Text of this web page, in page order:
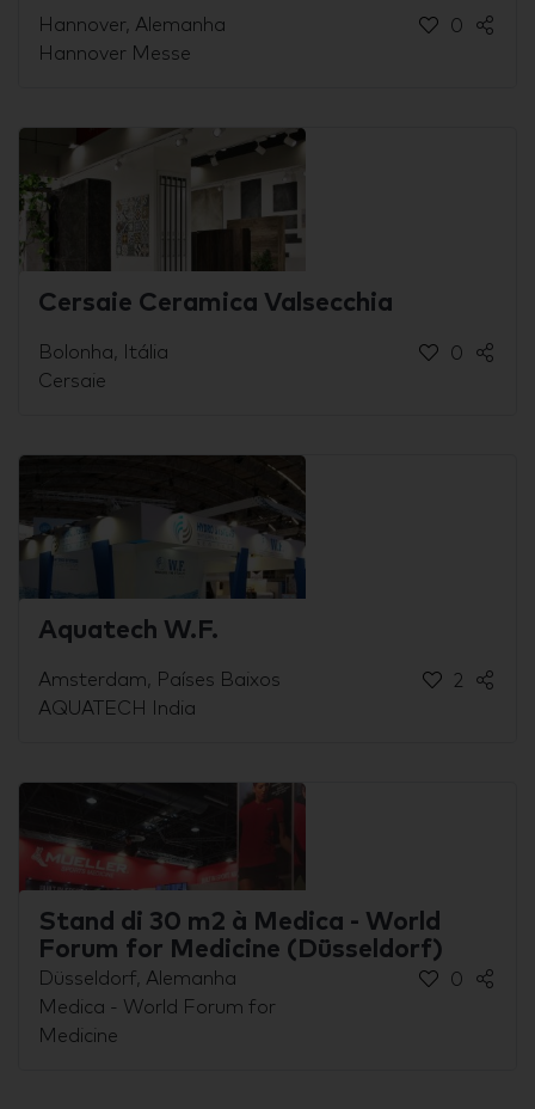
Hannover, Alemanha
Hannover Messe
0
Cersaie Ceramica Valsecchia
Bolonha, Itália
Cersaie
0
Aquatech W.F.
Amsterdam, Países Baixos
AQUATECH India
2
Stand di 30 m2 à Medica - World
Forum for Medicine (Düsseldorf)
Düsseldorf, Alemanha
Medica - World Forum for
Medicine
0